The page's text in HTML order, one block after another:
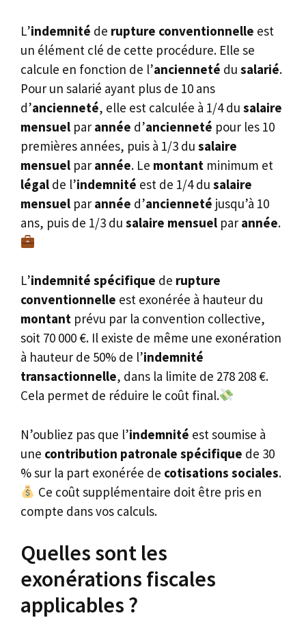
L’indemnité de rupture conventionnelle est
un élément clé de cette procédure. Elle se
calcule en fonction de l’ancienneté du salarié.
Pour un salarié ayant plus de 10 ans
d’ancienneté, elle est calculée à 1/4 du salaire
mensuel par année d’ancienneté pour les 10
premières années, puis à 1/3 du salaire
mensuel par année. Le montant minimum et
légal de l’indemnité est de 1/4 du salaire
mensuel par année d’ancienneté jusqu’à 10
ans, puis de 1/3 du salaire mensuel par année.
L’indemnité spécifique de rupture
conventionnelle est exonérée à hauteur du
montant prévu par la convention collective,
soit 70 000 €. Il existe de même une exonération
à hauteur de 50% de l’indemnité
transactionnelle, dans la limite de 278 208 €.
Cela permet de réduire le coût final.
N’oubliez pas que l’indemnité est soumise à
une contribution patronale spécifique de 30
% sur la part exonérée de cotisations sociales.
Ce coût supplémentaire doit être pris en
compte dans vos calculs.
Quelles sont les
exonérations fiscales
applicables ?